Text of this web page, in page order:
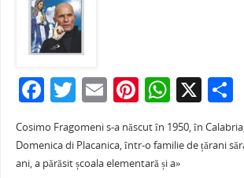
F
a
c
e
T
itt
er
E
m
ai
l
Pi
nt
er
e
W
h
at
s
X P
Cosimo Fragomeni s-a născut în 1950, în
Domenica di Placanica, într-o familie de țărani
ani, a părăsit școala elementară și a»